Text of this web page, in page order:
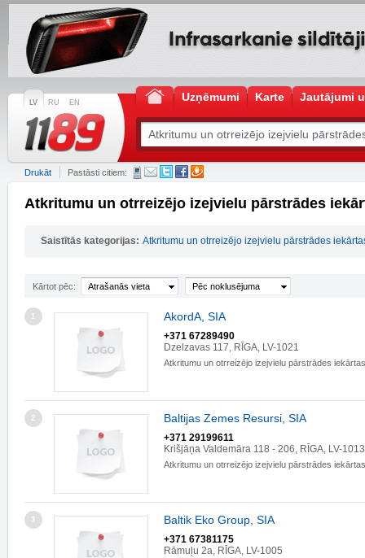
LV RU EN Uzņēmumi Karte Jautājumi
Drukāt Pastāsti citiem:
Atkritumu un otrreizējo izejvielu pārstrādes
Saistītās kategorijas: Atkritumu un otrreizējo izejvielu pārstrādes
Kārtot pēc: Atrašanās vieta Pēc noklusējuma
1 AkordA, SIA
+371 67289490
Dzelzavas 117, RĪGA, LV-1021
Atkritumu un otrreizējo izejvielu pārstrādes iekārtas
2 Baltijas Zemes Resursi, SIA
+371 29199611
Krišjāņa Valdemāra 118 - 206, RĪGA, LV-1013
Atkritumu un otrreizējo izejvielu pārstrādes iekārtas
3 Baltik Eko Group, SIA
+371 67381175
Rāmuļu 2a, RĪGA, LV-1005